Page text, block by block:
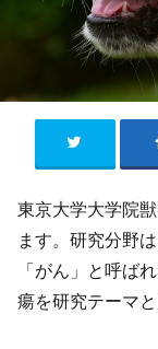
東京大学大学院
ます。研究分野
「がん」と呼ば
瘍を研究テーマ